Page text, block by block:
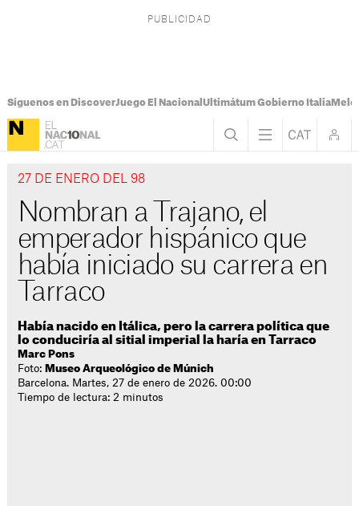
Síguenos en DiscoverJuego El Nacional Ultimátum Gobierno Italia
27 DE ENERO DEL 98
Nombran a Trajano, el
emperador hispánico que
había iniciado su carrera en
Tarraco
Había nacido en Itálica, pero la carrera política que
lo conduciría al sitial imperial la haría en Tarraco
Marc Pons
Foto: Museo Arqueológico de Múnich
Barcelona. Martes, 27 de enero de 2026. 00:00
Tiempo de lectura: 2 minutos